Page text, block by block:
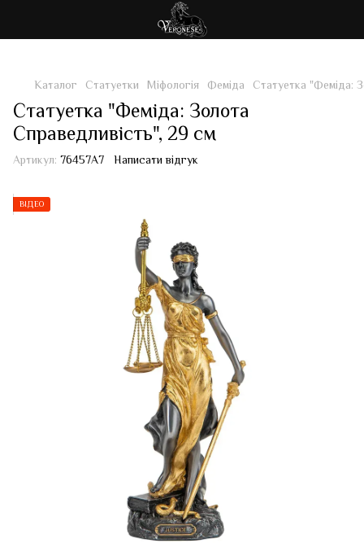
Каталог Статуетки Міфологія Феміда Статуетка "Феміда:
Статуетка "Феміда: Золота
Справедливість", 29 см
Артикул: 76457A7 Написати відгук
ВІДЕО